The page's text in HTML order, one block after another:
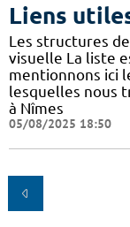
Liens
Les structures
visuelle La liste
mentionnons ici
lesquelles nous
à Nîmes
05/08/2025 18:50